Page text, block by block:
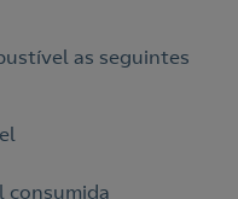
as seguintes
consumida